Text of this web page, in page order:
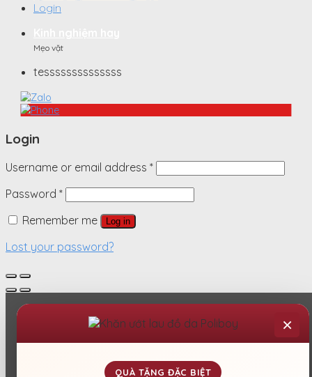
Login
Mẹo vặt
tessssssssssssss
Login
Username or email address *
Password *
Remember me
Log in
Lost your password?
×
QUÀ TẶNG ĐẶC BIỆT